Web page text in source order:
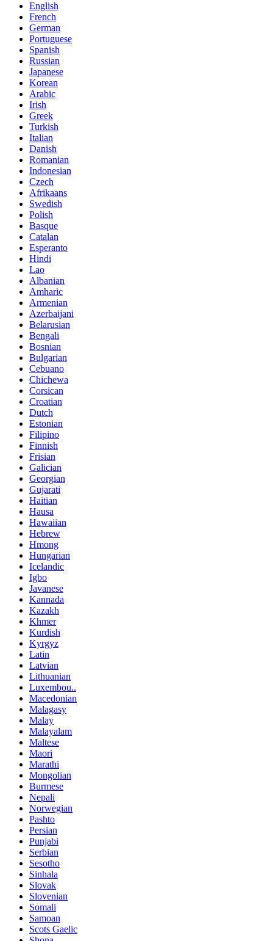
English
French
German
Portuguese
Spanish
Russian
Japanese
Korean
Arabic
Irish
Greek
Turkish
Italian
Danish
Romanian
Indonesian
Czech
Afrikaans
Swedish
Polish
Basque
Catalan
Esperanto
Hindi
Lao
Albanian
Amharic
Armenian
Azerbaijani
Belarusian
Bengali
Bosnian
Bulgarian
Cebuano
Chichewa
Corsican
Croatian
Dutch
Estonian
Filipino
Finnish
Frisian
Galician
Georgian
Gujarati
Haitian
Hausa
Hawaiian
Hebrew
Hmong
Hungarian
Icelandic
Igbo
Javanese
Kannada
Kazakh
Khmer
Kurdish
Kyrgyz
Latin
Latvian
Lithuanian
Luxembou..
Macedonian
Malagasy
Malay
Malayalam
Maltese
Maori
Marathi
Mongolian
Burmese
Nepali
Norwegian
Pashto
Persian
Punjabi
Serbian
Sesotho
Sinhala
Slovak
Slovenian
Somali
Samoan
Scots Gaelic